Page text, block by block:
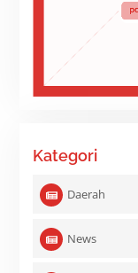
Kategori
Daerah
News